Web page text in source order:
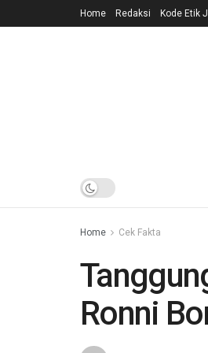
Home Redaksi Kode Etik
Home Cek Fakta
Ronni